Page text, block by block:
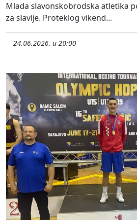
Mlada slavonskobrodska atletika
za slavlje. Proteklog vikend...
24.06.2026. u 20:00